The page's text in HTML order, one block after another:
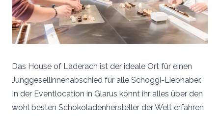
Das House of Läderach ist der ideale Ort für einen
Junggesellinnenabschied für alle Schoggi-Liebhaber.
In der Eventlocation in Glarus könnt ihr alles über den
wohl besten Schokoladenhersteller der Welt erfahren